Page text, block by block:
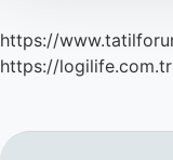
https://
https://logilife.com.tr